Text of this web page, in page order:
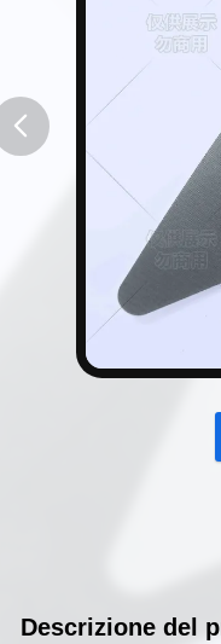
Descrizione del